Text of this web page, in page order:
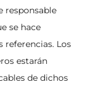
responsable
se hace
referencias. Los
estarán
de dichos